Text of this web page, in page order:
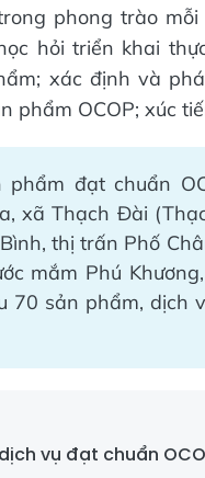
phong trào
hỏi triển khai
xác định và
phẩm OCOP; xúc
đạt chuẩn
xã Thạch Đài
thị trấn Phố
mắm Phú
70 sản phẩm, dịch
vụ đạt chuẩn